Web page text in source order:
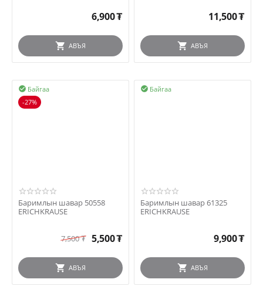
6,900₮
АВЪЯ
11,500₮
АВЪЯ
Байгаа

-27%
Баримлын шавар 50558
ERICHKRAUSE
7,500₮ 5,500₮
АВЪЯ
Байгаа

Баримлын шавар 61325
ERICHKRAUSE
9,900₮
АВЪЯ